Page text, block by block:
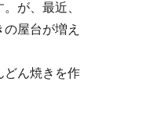
が、最近、
屋台が増え
どん焼きを作